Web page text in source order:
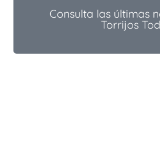
Consulta las últimas
Torrijos